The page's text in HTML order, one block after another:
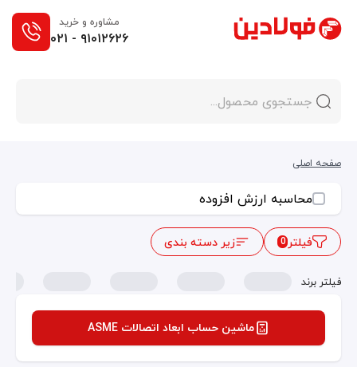
مشاوره و خرید
۰۲۱ - ۹۱۰۱۲۶۲۶
صفحه اصلی
محاسبه ارزش افزوده
فیلتر0 زیر دسته بندی
فیلتر برند
ماشین حساب ابعاد اتصالات ASME